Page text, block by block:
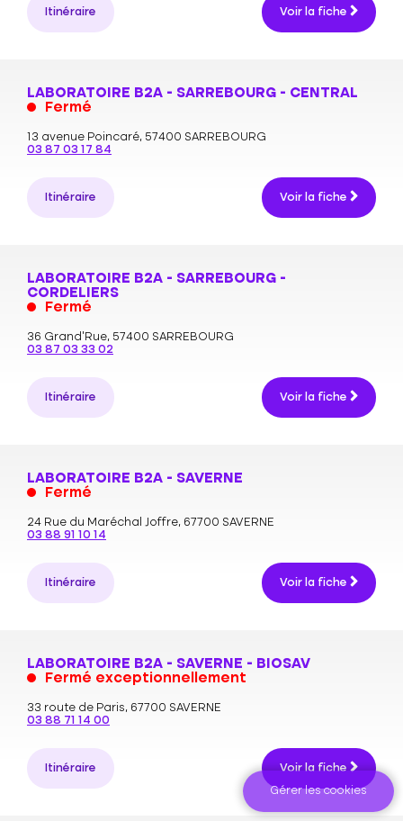
Itinéraire Voir la fiche
LABORATOIRE B2A - SARREBOURG - CENTRAL
Fermé
13 avenue Poincaré, 57400 SARREBOURG
03 87 03 17 84
Itinéraire Voir la fiche
LABORATOIRE B2A - SARREBOURG -
CORDELIERS
Fermé
36 Grand’Rue, 57400 SARREBOURG
03 87 03 33 02
Itinéraire Voir la fiche
LABORATOIRE B2A - SAVERNE
Fermé
24 Rue du Maréchal Joffre, 67700 SAVERNE
03 88 91 10 14
Itinéraire Voir la fiche
LABORATOIRE B2A - SAVERNE - BIOSAV
Fermé exceptionnellement
33 route de Paris, 67700 SAVERNE
03 88 71 14 00
Itinéraire
Voir la fiche
Gérer les cookies